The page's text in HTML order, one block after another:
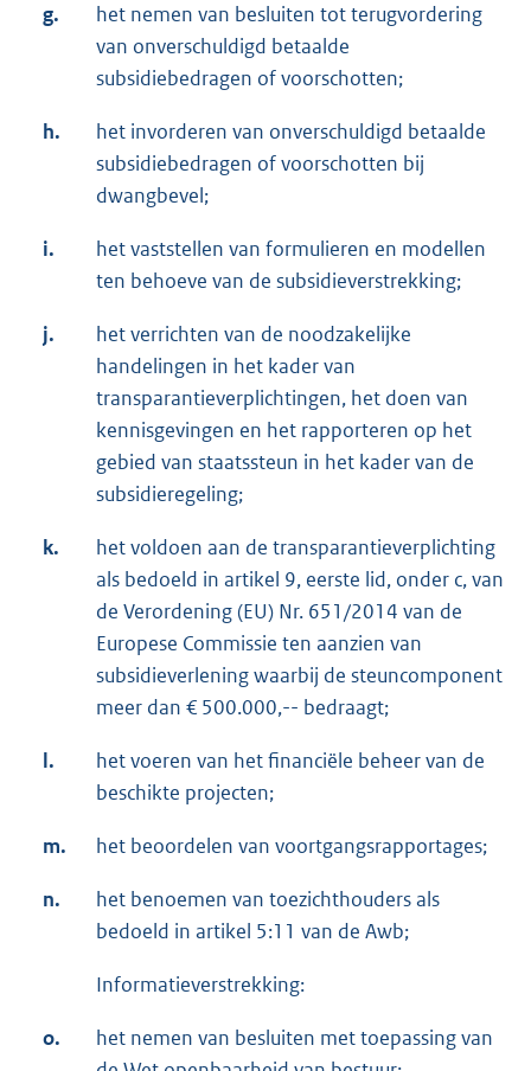
g.
het nemen van besluiten tot terugvordering
van onverschuldigd betaalde
subsidiebedragen of voorschotten;
h.
het invorderen van onverschuldigd betaalde
subsidiebedragen of voorschotten bij
dwangbevel;
i.
het vaststellen van formulieren en modellen
ten behoeve van de subsidieverstrekking;
j.
het verrichten van de noodzakelijke
handelingen in het kader van
transparantieverplichtingen, het doen van
kennisgevingen en het rapporteren op het
gebied van staatssteun in het kader van de
subsidieregeling;
k.
het voldoen aan de transparantieverplichting
als bedoeld in artikel 9, eerste lid, onder c, van
de Verordening (EU) Nr. 651/2014 van de
Europese Commissie ten aanzien van
subsidieverlening waarbij de steuncomponent
meer dan € 500.000,-- bedraagt;
l.
het voeren van het financiële beheer van de
beschikte projecten;
m. het beoordelen van voortgangsrapportages;
n.
het benoemen van toezichthouders als
bedoeld in artikel 5:11 van de Awb;
Informatieverstrekking:
o.
het nemen van besluiten met toepassing van